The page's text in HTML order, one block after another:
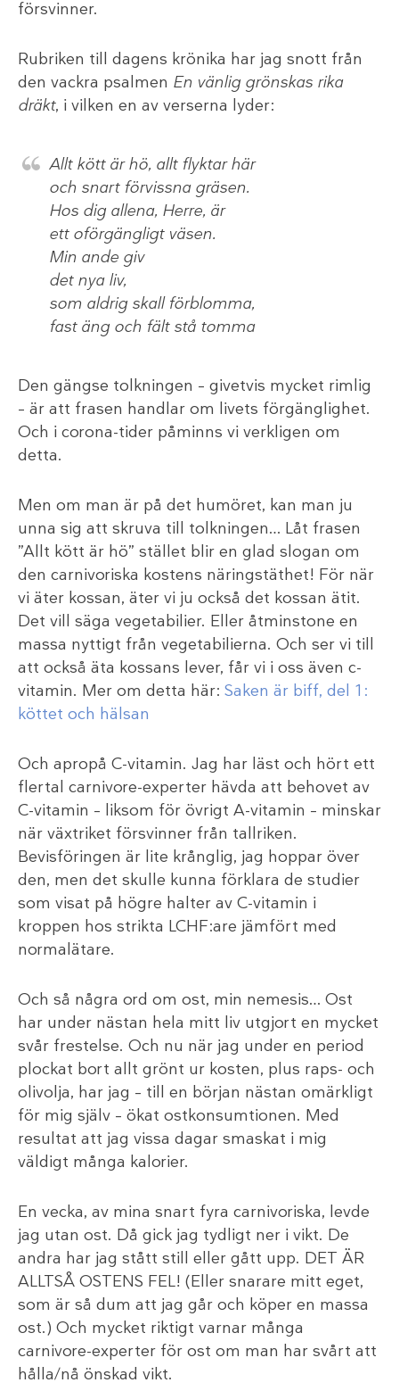
försvinner.
Rubriken till dagens krönika har jag snott från
den vackra psalmen En vänlig grönskas rika
dräkt, i vilken en av verserna lyder:
Allt kött är hö, allt flyktar här
och snart förvissna gräsen.
Hos dig allena, Herre, är
ett oförgängligt väsen.
Min ande giv
det nya liv,
som aldrig skall förblomma,
fast äng och fält stå tomma
Den gängse tolkningen – givetvis mycket rimlig
– är att frasen handlar om livets förgänglighet.
Och i corona-tider påminns vi verkligen om
detta.
Men om man är på det humöret, kan man ju
unna sig att skruva till tolkningen… Låt frasen
”Allt kött är hö” stället blir en glad slogan om
den carnivoriska kostens näringstäthet! För när
vi äter kossan, äter vi ju också det kossan ätit.
Det vill säga vegetabilier. Eller åtminstone en
massa nyttigt från vegetabilierna. Och ser vi till
att också äta kossans lever, får vi i oss även c-
vitamin. Mer om detta här: Saken är biff, del 1:
köttet och hälsan
Och apropå C-vitamin. Jag har läst och hört ett
flertal carnivore-experter hävda att behovet av
C-vitamin – liksom för övrigt A-vitamin – minskar
när växtriket försvinner från tallriken.
Bevisföringen är lite krånglig, jag hoppar över
den, men det skulle kunna förklara de studier
som visat på högre halter av C-vitamin i
kroppen hos strikta LCHF:are jämfört med
normalätare.
Och så några ord om ost, min nemesis… Ost
har under nästan hela mitt liv utgjort en mycket
svår frestelse. Och nu när jag under en period
plockat bort allt grönt ur kosten, plus raps- och
olivolja, har jag – till en början nästan omärkligt
för mig själv – ökat ostkonsumtionen. Med
resultat att jag vissa dagar smaskat i mig
väldigt många kalorier.
En vecka, av mina snart fyra carnivoriska, levde
jag utan ost. Då gick jag tydligt ner i vikt. De
andra har jag stått still eller gått upp. DET ÄR
ALLTSÅ OSTENS FEL! (Eller snarare mitt eget,
som är så dum att jag går och köper en massa
ost.) Och mycket riktigt varnar många
carnivore-experter för ost om man har svårt att
hålla/nå önskad vikt.